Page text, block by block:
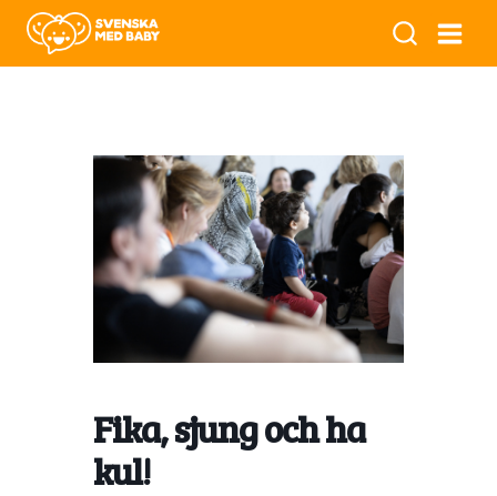
Fika, sjung och ha
kul!